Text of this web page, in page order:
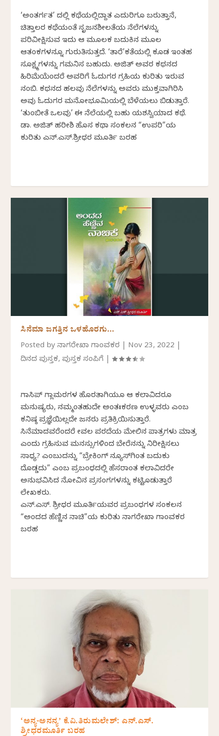
‘ಅಂತರ್ಗತ’ ದಲ್ಲಿ ಕಥೆಯಲ್ಲಿದ್ದಾತ ಎದುರಿಗೂ ಬರುತ್ತಾನೆ,
ಚಿತ್ತಾಲರ ಕಥೆಯಂತೆ ಸೃಜನಶೀಲತೆಯ ನೆಲೆಗಳನ್ನು
ಪರಿವೀಕ್ಷಿಸುವ ಇದು ಆ ಮೂಲಕ ಬದುಕಿನ ಮೂಲ
ಆತಂಕಗಳನ್ನೂ ಗುರುತಿಸುತ್ತದೆ. ‘ತಾರೆ’ಕತೆಯಲ್ಲಿ ಕೂಡ ಇಂತಹ
ಸೂಕ್ಷ್ಮಗಳನ್ನು ಗಮನಿಸ ಬಹುದು. ಅಜಿತ್ ಅವರ ಕಥನದ
ಹಿರಿಮೆಯೆಂದರೆ ಅವರಿಗೆ ಓದುಗರ ಗ್ರಹಿಕೆಯ ಕುರಿತು ಇರುವ
ನಂಬಿಕೆ. ಕಥನದ ಹಲವು ನೆಲೆಗಳನ್ನು ಅವರು ಮುಕ್ತವಾಗಿರಿಸಿ
ಅವು ಓದುಗರ ಮನೋಭೂಮಿಕೆಯಲ್ಲಿ ಬೆಳೆಯಲು ಬಿಡುತ್ತಾರೆ.
‘ತುಂಬೀತೆ ಒಲವು’ ಈ ನೆಲೆಯಲ್ಲಿ ಬಹು ಯಶಸ್ವಿಯಾದ ಕಥೆ.
ಡಾ. ಅಜಿತ್‌ ಹರೀಶಿ ಹೊಸ ಕಥಾ ಸಂಕಲನ “ಉಪರಿ”ಯ
ಕುರಿತು ಎನ್.ಎಸ್.ಶ್ರೀಧರ ಮೂರ್ತಿ ಬರಹ
ಸಿನೆಮಾ ಜಗತ್ತಿನ ಒಳಹೊರಗು…
Posted byನಾಗರೇಖಾ ಗಾಂವಕರ Nov 23, 2022
ದಿನದ ಪುಸ್ತಕ,ಪುಸ್ತಕ ಸಂಪಿಗೆ |
ಗಾಸಿಪ್ ಗ್ಲಾಮರಗಳ ಹೊರತಾಗಿಯೂ ಆ ಕಲಾವಿದರೂ
ಮನುಷ್ಯರು, ನಮ್ಮಂತಹುದೇ ಅಂತಃಕರಣ ಉಳ್ಳವರು ಎಂಬ
ಕನಿಷ್ಠ ಪ್ರಜ್ಞೆಯಿಲ್ಲದೇ ಜನರು ಪ್ರತಿಕ್ರಿಯಿಸುತ್ತಾರೆ.
ಸಿನೆಮಾದವರೆಂದರೆ ಕೇವಲ ಪರದೆಯ ಮೇಲಿನ ಪಾತ್ರಗಳು ಮಾತ್ರ
ಎಂದು ಗ್ರಹಿಸುವ ಮನಸ್ಸುಗಳಿಂದ ಬೇರೆನನ್ನು ನಿರೀಕ್ಷಿಸಲು
ಸಾಧ್ಯ? ಎಂಬುದನ್ನು “ಬ್ರೇಕಿಂಗ್ ನ್ಯೂಸ್‍ಗಿಂತ ಬದುಕು
ದೊಡ್ಡದು” ಎಂಬ ಪ್ರಬಂಧದಲ್ಲಿ ಹೆಸರಾಂತ ಕಲಾವಿದರೇ
ಅನುಭವಿಸಿದ ನೋವಿನ ಪ್ರಸಂಗಗಳನ್ನು ಕಟ್ಟಿಕೊಡುತ್ತಾರೆ
ಲೇಖಕರು.
ಎನ್.ಎಸ್. ಶ್ರೀಧರ ಮೂರ್ತಿಯವರ ಪ್ರಬಂಧಗಳ ಸಂಕಲನ
“ಅಂದದ ಹೆಣ್ಣಿನ ನಾಚಿಕೆ”ಯ ಕುರಿತು ನಾಗರೇಖಾ ಗಾಂವಕರ
ಬರಹ
‘ಅನ್ಯ-ಅನನ್ಯ’ ಕೆ.ವಿ.ತಿರುಮಲೇಶ್: ಎನ್.ಎಸ್.
ಶ್ರೀಧರಮೂರ್ತಿ ಬರಹ